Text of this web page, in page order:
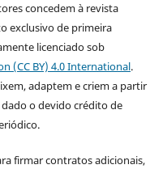
concedem à revista
exclusivo de primeira
licenciado sob
(CC BY) 4.0 International.
adaptem e criem a partir
o devido crédito de
firmar contratos adicionais,